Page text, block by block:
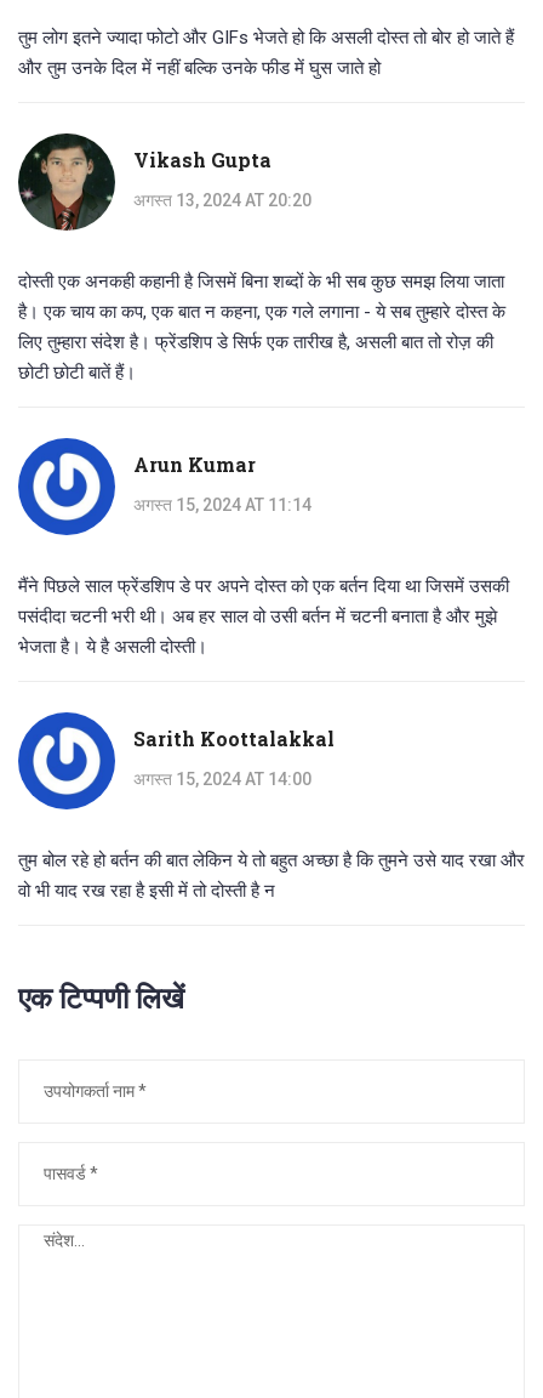
तुम लोग इतने ज्यादा फोटो और GIFs भेजते हो कि असली दोस्त तो बोर हो जाते हैं
और तुम उनके दिल में नहीं बल्कि उनके फीड में घुस जाते हो
Vikash Gupta
अगस्त 13, 2024 AT 20:20
दोस्ती एक अनकही कहानी है जिसमें बिना शब्दों के भी सब कुछ समझ लिया जाता
है। एक चाय का कप, एक बात न कहना, एक गले लगाना - ये सब तुम्हारे दोस्त के
लिए तुम्हारा संदेश है। फ्रेंडशिप डे सिर्फ एक तारीख है, असली बात तो रोज़ की
छोटी छोटी बातें हैं।
Arun Kumar
अगस्त 15, 2024 AT 11:14
मैंने पिछले साल फ्रेंडशिप डे पर अपने दोस्त को एक बर्तन दिया था जिसमें उसकी
पसंदीदा चटनी भरी थी। अब हर साल वो उसी बर्तन में चटनी बनाता है और मुझे
भेजता है। ये है असली दोस्ती।
Sarith Koottalakkal
अगस्त 15, 2024 AT 14:00
तुम बोल रहे हो बर्तन की बात लेकिन ये तो बहुत अच्छा है कि तुमने उसे याद रखा और
वो भी याद रख रहा है इसी में तो दोस्ती है न
एक टिप्पणी लिखें